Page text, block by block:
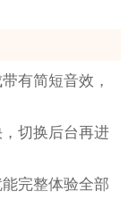
有简短音效，
切换后台再进
完整体验全部